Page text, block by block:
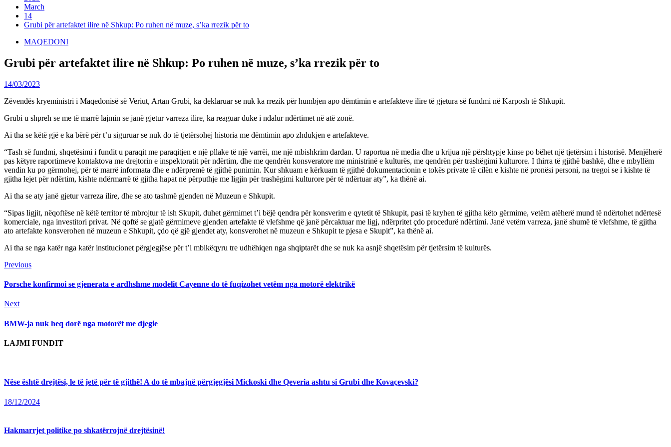
March
14
Grubi për artefaktet ilire në Shkup: Po ruhen në muze, s’ka rrezik për to
MAQEDONI
Grubi për artefaktet ilire në Shkup: Po ruhen në muze, s’ka rrezik për to
14/03/2023
Zëvendës kryeministri i Maqedonisë së Veriut, Artan Grubi, ka deklaruar se nuk ka rrezik për humbjen apo dëmtimin e artefakteve ilire të gjetura së fundmi në Karposh të Shkupit.
Grubi u shpreh se me të marrë lajmin se janë gjetur varreza ilire, ka reaguar duke i ndalur ndërtimet në atë zonë.
Ai tha se këtë gjë e ka bërë për t’u siguruar se nuk do të tjetërsohej historia me dëmtimin apo zhdukjen e artefakteve.
“Tash së fundmi, shqetësimi i fundit u paraqit me paraqitjen e një pllake të një varrëi, me një mbishkrim dardan. U raportua në media dhe u krijua një përshtypje kinse po bëhet një tjetërsim i historisë. Menjëherë
pas këtyre raportimeve kontaktova me drejtorin e inspektoratit për ndërtim, dhe me qendrën konsveratore me ministrinë e kulturës, me qendrën për trashëgimi kulturore. I thirra të gjithë bashkë, dhe e mbyllëm
vendin ku po gërmohej, për të marrë informata dhe e ndërpremë të gjithë punimin. Kur shkuam e kërkuam të gjithë dokumentacionin e tokës private të cilën e kishte në pronësi personi, na tregoi se i kishte të
gjitha lejet për ndërtim, kishte ndërmarrë të gjitha hapat në përputhje me ligjin për trashëgimi kulturore për të ndërtuar aty”, ka thënë ai.
Ai tha se aty janë gjetur varreza ilire, dhe se ato tashmë gjenden në Muzeun e Shkupit.
“Sipas ligjit, nëqoftëse në këtë territor të mbrojtur të ish Skupit, duhet gërmimet t’i bëjë qendra për konsverim e qytetit të Shkupit, pasi të kryhen të gjitha këto gërmime, vetëm atëherë mund të ndërtohet ndërtesë
komerciale, nga investitori privat. Në qoftë se gjatë gërmimeve gjenden artefakte të vlefshme që janë përcaktuar me ligj, ndërpritet çdo procedurë ndërtimi. Janë vetëm varreza, janë shumë të vlefshme, të gjitha
ato artefakte konsverohen në muzeun e Shkupit, çdo që gjë gjendet aty, konsverohet në muzeun e Shkupit te pjesa e Skupit”, ka thënë ai.
Ai tha se nga katër nga katër institucionet përgjegjëse për t’i mbikëqyru tre udhëhiqen nga shqiptarët dhe se nuk ka asnjë shqetësim për tjetërsim të kulturës.
Continue
Reading
PreviousPrevious
Porsche konfirmoi se gjenerata e ardhshme modelit Cayenne do të fuqizohet vetëm nga motorë elektrikë
NextNext
BMW-ja nuk heq dorë nga motorët me djegie
LAJMI FUNDIT
Nëse është drejtësi, le të jetë për të gjithë! A do të mbajnë përgjegjësi Mickoski dhe Qeveria ashtu si Grubi dhe Kovaçevski?
18/12/2024
Hakmarrjet politike po shkatërrojnë drejtësinë!